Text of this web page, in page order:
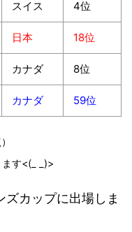
スイス 4位
日本 18位
カナダ 8位
カナダ 59位
す<(_ _)>
ズカップに出場しま